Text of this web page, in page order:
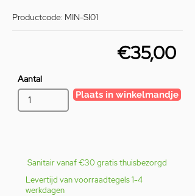
Productcode: MIN-SI01
€35,00
Aantal
Plaats in winkelmandje
Sanitair vanaf €30 gratis thuisbezorgd
Levertijd van voorraadtegels 1-4
werkdagen